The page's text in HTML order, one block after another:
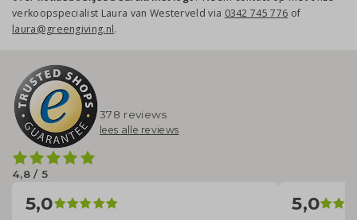
verkoopspecialist Laura van Westerveld via 0342 745 776 of
laura@greengiving.nl.
4,8 / 5
378 reviews
lees alle reviews
5,0 5,0